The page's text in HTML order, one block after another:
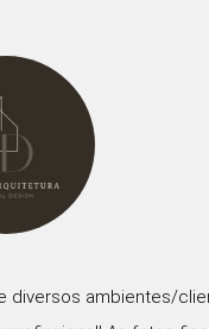
diversos ambientes/